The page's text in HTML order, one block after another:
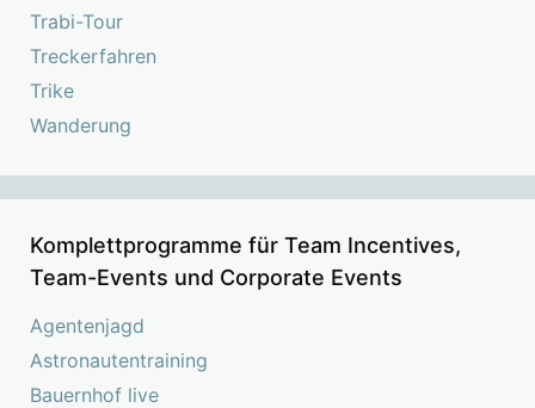
Trabi-Tour
Treckerfahren
Trike
Wanderung
Komplettprogramme für Team Incentives,
Team-Events und Corporate Events
Agentenjagd
Astronautentraining
Bauernhof live